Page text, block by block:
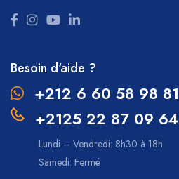
Besoin d'aide ?
+212 6 60 58 98 81
+2125 22 87 09 64
Lundi – Vendredi: 8h30 à 18h
Samedi: Fermé